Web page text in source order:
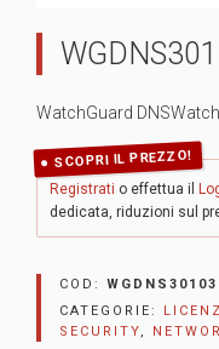
WatchGuard
SCOPRI IL PREZZO!
Registrati o effettua il
dedicata, riduzioni sul
COD: WGDNS30103
CATEGORIE:
SECURITY,